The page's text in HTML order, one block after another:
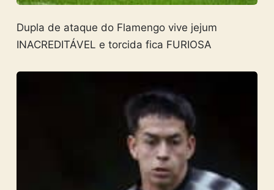
Dupla de ataque do Flamengo vive jejum
INACREDITÁVEL e torcida fica FURIOSA